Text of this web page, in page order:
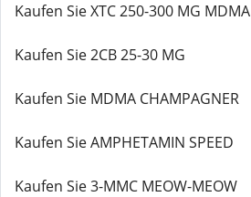
Kaufen Sie XTC 250-300 MG MDMA
Kaufen Sie 2CB 25-30 MG
Kaufen Sie MDMA CHAMPAGNER
Kaufen Sie AMPHETAMIN SPEED
Kaufen Sie 3-MMC MEOW-MEOW